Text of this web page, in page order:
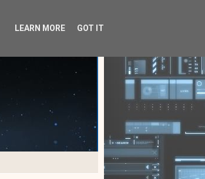
LEARN MORE GOT IT